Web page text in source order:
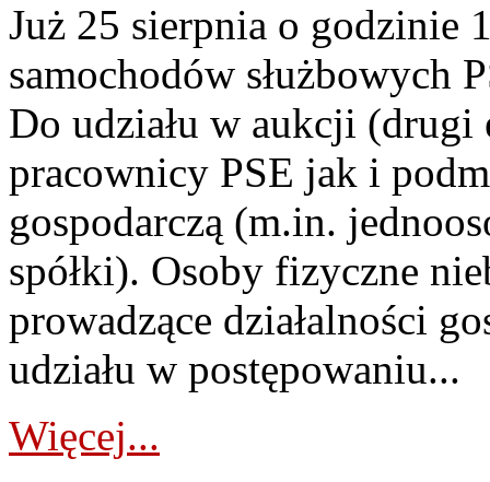
Już 25 sierpnia o godzinie
samochodów służbowych
Do udziału w aukcji (drugi
pracownicy PSE jak i
gospodarczą (m.in.
spółki). Osoby fizyczne
prowadzące działalności
udziału w postępowaniu...
Więcej...